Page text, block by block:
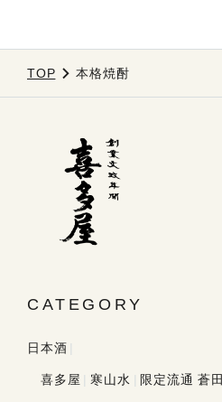
TOP 本格焼酎
CATEGORY
日本酒
喜多屋 寒山水 限定流通 蒼田